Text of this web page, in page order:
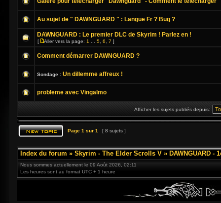
Au sujet de " DAWNGUARD " : Langue Fr ? Bug ?
DAWNGUARD : Le premier DLC de Skyrim ! Parlez en !
[ Aller vers la page: 1 5 6 7 ]
Comment démarrer DAWNGUARD ?
Sondage : Un dillemme affreux !
probleme avec Vingalmo
Afficher les sujets publiés depuis:
Page 1 sur 1 [ 8 sujets ]
Index du forum » Skyrim - The Elder Scrolls V » DAWNGUARD -
Nous sommes actuellement le 09 Août 2026, 02:11
Les heures sont au format UTC + 1 heure